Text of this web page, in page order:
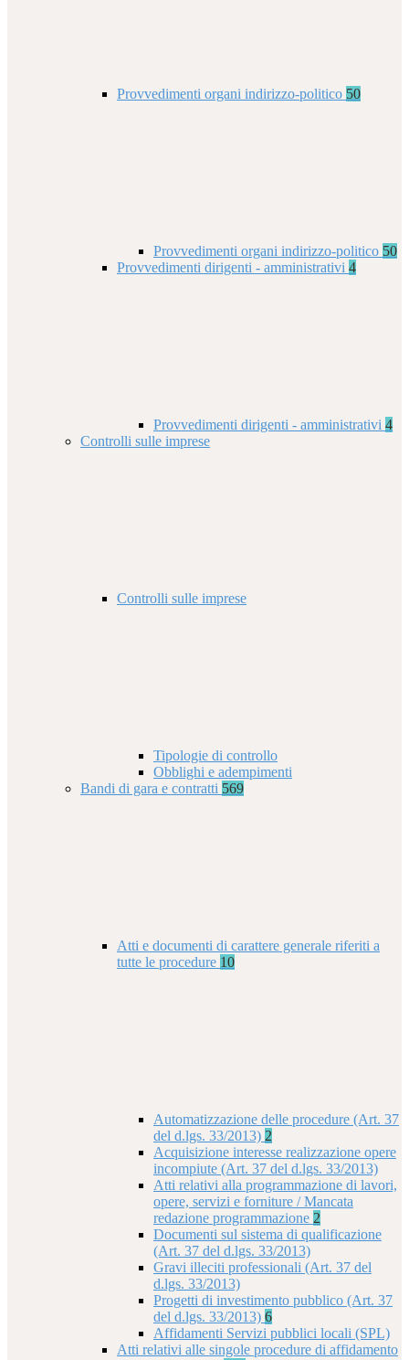
Provvedimenti organi indirizzo-politico 50
Provvedimenti organi indirizzo-politico 50
Provvedimenti dirigenti - amministrativi 4
Provvedimenti dirigenti - amministrativi 4
Controlli sulle imprese
Controlli sulle imprese
Tipologie di controllo
Obblighi e adempimenti
Bandi di gara e contratti 569
Atti e documenti di carattere generale riferiti a
tutte le procedure 10
Automatizzazione delle procedure (Art. 37
del d.lgs. 33/2013) 2
Acquisizione interesse realizzazione opere
incompiute (Art. 37 del d.lgs. 33/2013)
Atti relativi alla programmazione di lavori,
opere, servizi e forniture / Mancata
redazione programmazione 2
Documenti sul sistema di qualificazione
(Art. 37 del d.lgs. 33/2013)
Gravi illeciti professionali (Art. 37 del
d.lgs. 33/2013)
Progetti di investimento pubblico (Art. 37
del d.lgs. 33/2013) 6
Affidamenti Servizi pubblici locali (SPL)
Atti relativi alle singole procedure di affidamento